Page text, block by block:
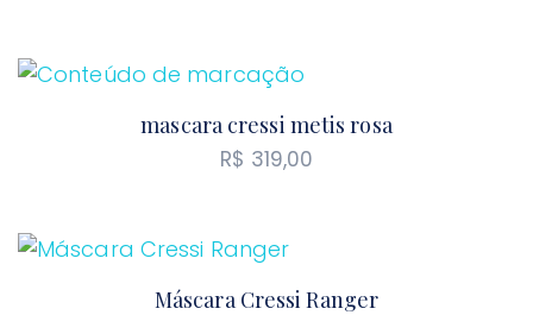
mascara cressi metis rosa
R$ 319,00
Máscara Cressi Ranger